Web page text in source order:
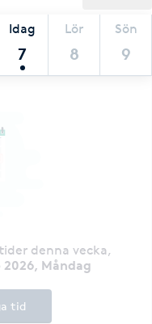
Idag
7
Lör
8
Sön
9
denna vecka,
2026, Måndag
tid